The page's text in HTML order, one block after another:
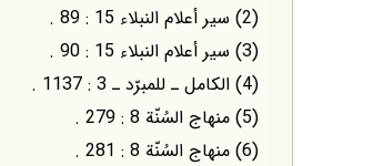
(2) سير أعلام النبلاء 15 : 89 .
(3) سير أعلام النبلاء 15 : 90 .
(4) الكامل ـ للمبرّد ـ 3 : 1137 .
(5) منهاج السُنّة 8 : 279 .
(6) منهاج السُنّة 8 : 281 .